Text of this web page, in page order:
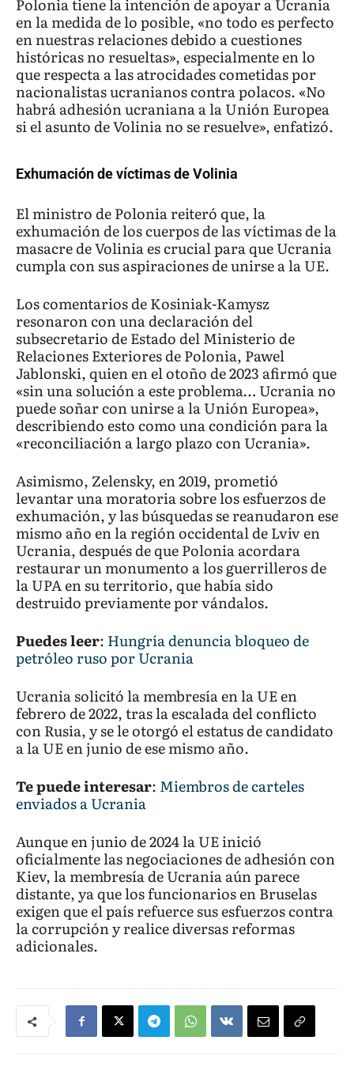
Polonia tiene la intención de apoyar a Ucrania
en la medida de lo posible, «no todo es perfecto
en nuestras relaciones debido a cuestiones
históricas no resueltas», especialmente en lo
que respecta a las atrocidades cometidas por
nacionalistas ucranianos contra polacos. «No
habrá adhesión ucraniana a la Unión Europea
si el asunto de Volinia no se resuelve», enfatizó.
Exhumación de víctimas de Volinia
El ministro de Polonia reiteró que, la
exhumación de los cuerpos de las víctimas de la
masacre de Volinia es crucial para que Ucrania
cumpla con sus aspiraciones de unirse a la UE.
Los comentarios de Kosiniak-Kamysz
resonaron con una declaración del
subsecretario de Estado del Ministerio de
Relaciones Exteriores de Polonia, Pawel
Jablonski, quien en el otoño de 2023 afirmó que
«sin una solución a este problema… Ucrania no
puede soñar con unirse a la Unión Europea»,
describiendo esto como una condición para la
«reconciliación a largo plazo con Ucrania».
Asimismo, Zelensky, en 2019, prometió
levantar una moratoria sobre los esfuerzos de
exhumación, y las búsquedas se reanudaron ese
mismo año en la región occidental de Lviv en
Ucrania, después de que Polonia acordara
restaurar un monumento a los guerrilleros de
la UPA en su territorio, que había sido
destruido previamente por vándalos.
Puedes leer: Hungría denuncia bloqueo de
petróleo ruso por Ucrania
Ucrania solicitó la membresía en la UE en
febrero de 2022, tras la escalada del conflicto
con Rusia, y se le otorgó el estatus de candidato
a la UE en junio de ese mismo año.
Te puede interesar: Miembros de carteles
enviados a Ucrania
Aunque en junio de 2024 la UE inició
oficialmente las negociaciones de adhesión con
Kiev, la membresía de Ucrania aún parece
distante, ya que los funcionarios en Bruselas
exigen que el país refuerce sus esfuerzos contra
la corrupción y realice diversas reformas
adicionales.